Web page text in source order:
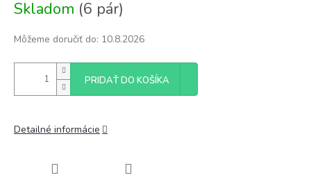
cena:
Skladom (6 pár)
Môžeme doručiť do: 10.8.2026
PRIDAŤ DO KOŠÍKA
Detailné informácie